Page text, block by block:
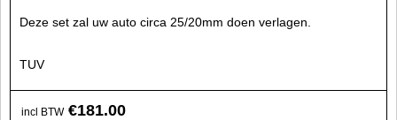
Deze set zal uw auto circa 25/20mm doen verlagen.
TUV
incl BTW €181.00